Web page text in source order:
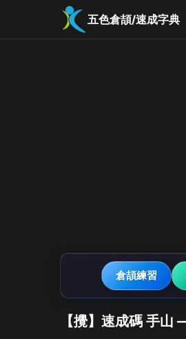
五色倉頡/速成字典
倉頡練習
【攪】速成碼 手山